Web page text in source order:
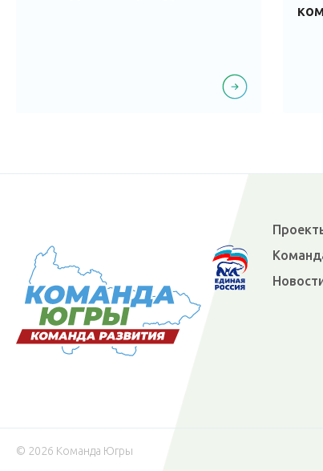
© 2026 Команда Югры